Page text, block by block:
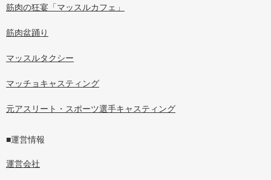
筋肉の狂宴「マッスルカフェ」
筋肉盆踊り
マッスルタクシー
マッチョキャスティング
元アスリート・スポーツ選手キャスティング
■運営情報
運営会社